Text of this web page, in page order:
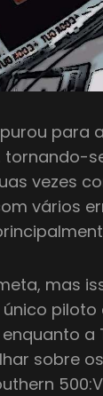
para
vezes
vários
mas
sobre